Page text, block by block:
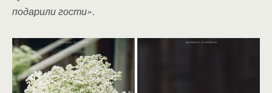
подарили гости».